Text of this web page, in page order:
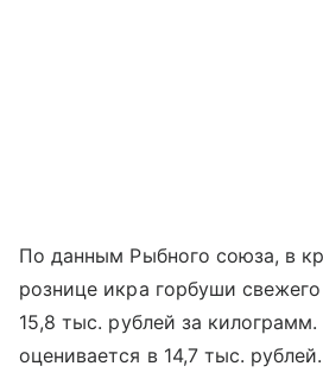
По данным Рыбного союза, в
рознице икра горбуши
15,8 тыс. рублей за
оценивается в 14,7 тыс. рублей.